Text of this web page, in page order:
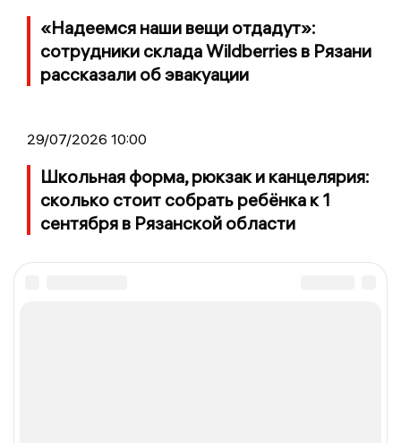
«Надеемся наши вещи отдадут»:
сотрудники склада Wildberries в Рязани
рассказали об эвакуации
29/07/2026 10:00
Школьная форма, рюкзак и канцелярия:
сколько стоит собрать ребёнка к 1
сентября в Рязанской области